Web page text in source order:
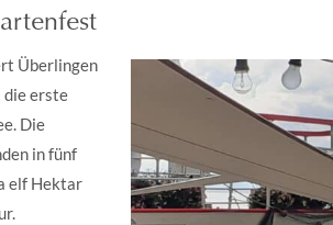
Überlingen
die erste
Die
in fünf
elf Hektar